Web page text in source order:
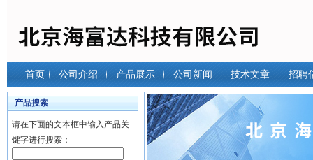
首页 公司介绍 产品展示 公司新闻 技术文章 招聘
产品搜索
请在下面的文本框中输入产品关
键字进行搜索：